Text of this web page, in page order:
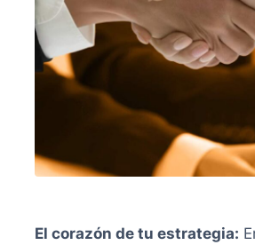
El corazón de tu estrategia: